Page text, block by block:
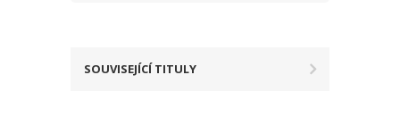
SOUVISEJÍCÍ TITULY